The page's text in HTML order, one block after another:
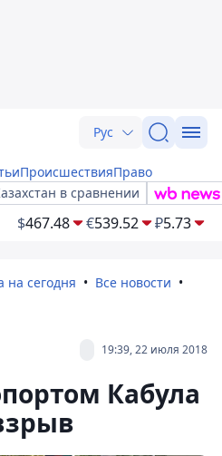
Рус
ПроисшествияПраво
в сравнении
$467.48 €539.52 ₽5.73
на сегодня
Все новости
19:39, 22 июля 2018
Кабула